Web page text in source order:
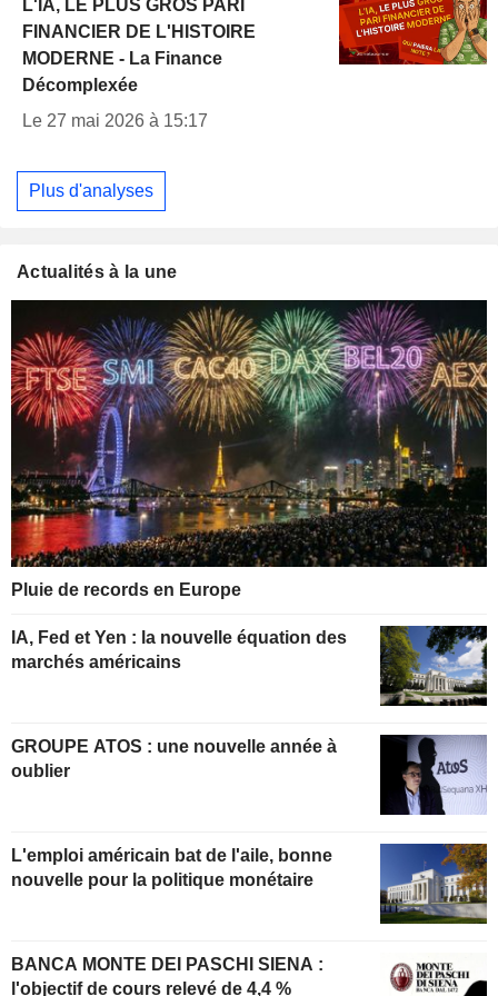
L'IA, LE PLUS GROS PARI
FINANCIER DE L'HISTOIRE
MODERNE - La Finance
Décomplexée
Le 27 mai 2026 à 15:17
Plus d'analyses
Actualités à la une
Pluie de records en Europe
IA, Fed et Yen : la nouvelle équation des
marchés américains
GROUPE ATOS : une nouvelle année à
oublier
L'emploi américain bat de l'aile, bonne
nouvelle pour la politique monétaire
BANCA MONTE DEI PASCHI SIENA :
l'objectif de cours relevé de 4,4 %